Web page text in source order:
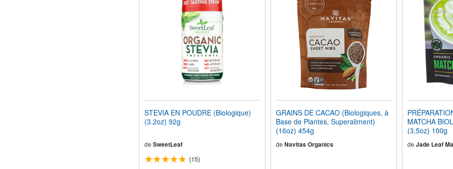
STEVIA EN POUDRE (Biologique)
(3.2oz) 92g
de SweetLeaf
(15)
GRAINS DE CACAO (Biologiques, à
Base de Plantes, Superaliment)
(16oz) 454g
de Navitas Organics
MATCHA
(3,5oz) 100g
de Jade Leaf